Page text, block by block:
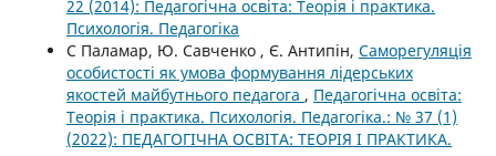
22 (2014): Педагогічна освіта: Теорія і практика.
Психологія. Педагогіка
C Паламар, Ю. Савченко , Є. Антипін, Саморегуляція
особистості як умова формування лідерських
якостей майбутнього педагога , Педагогічна освіта:
Теорія і практика. Психологія. Педагогіка.: № 37 (1)
(2022): ПЕДАГОГІЧНА ОСВІТА: ТЕОРІЯ І ПРАКТИКА.